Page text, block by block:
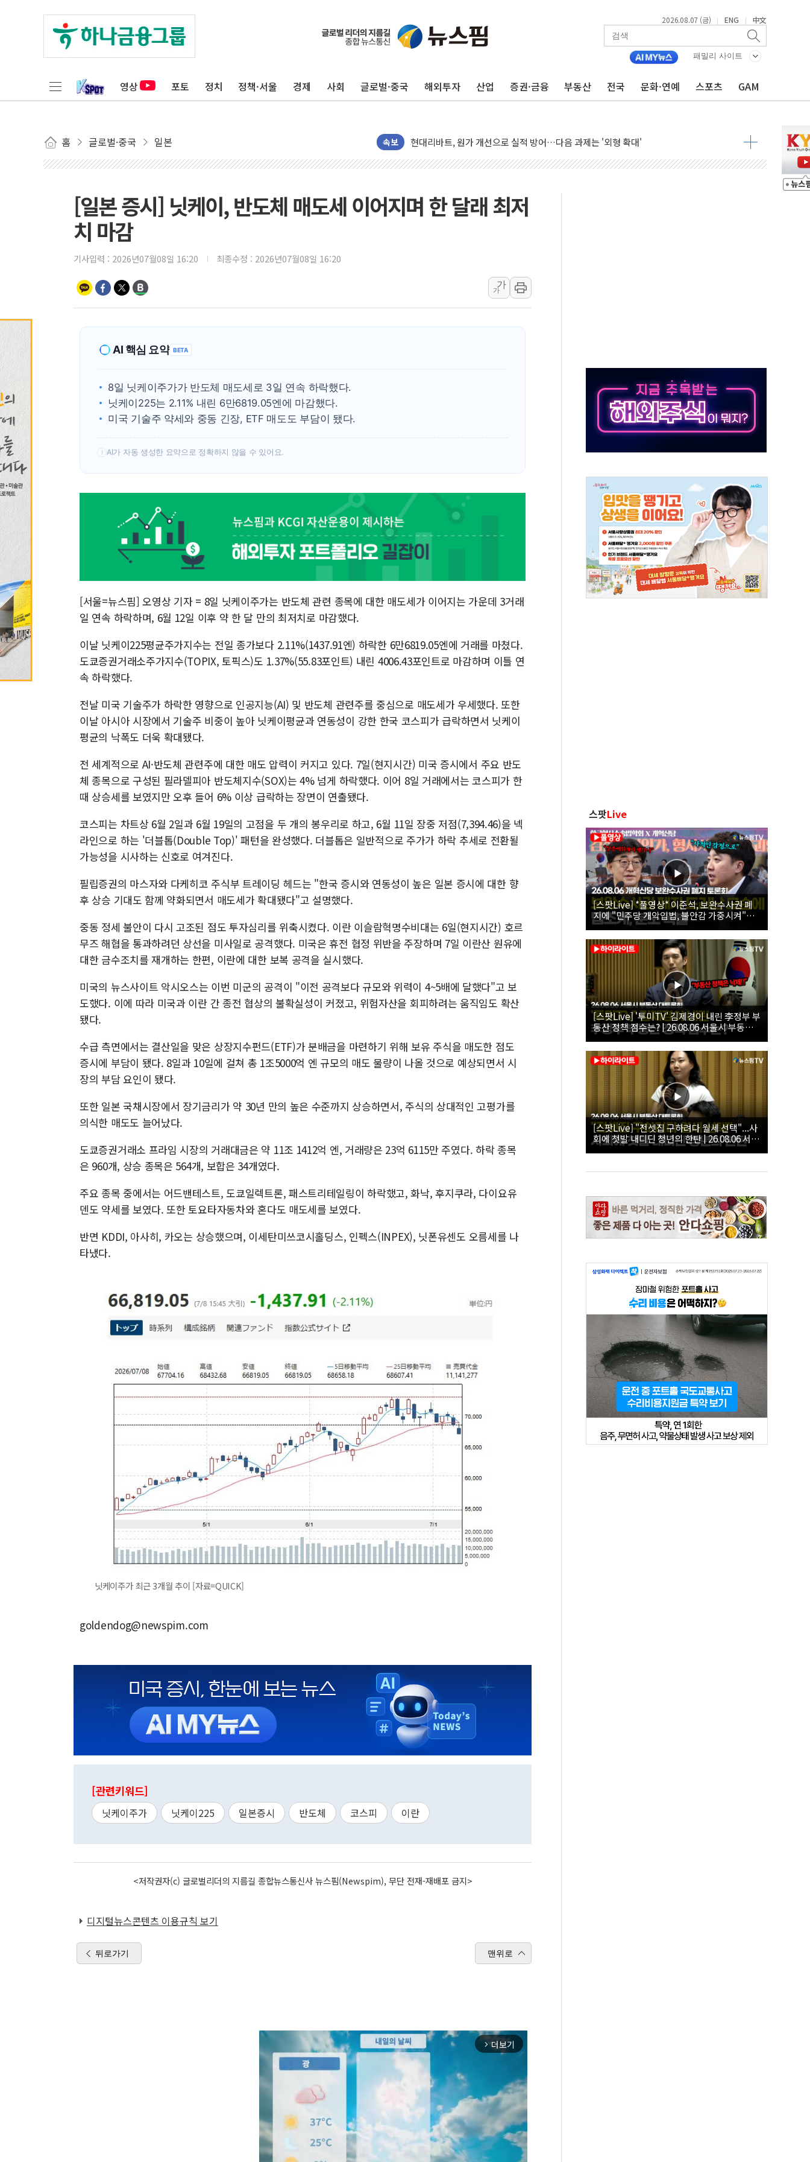
2026.08.07 (금) | ENG | 中文
패밀리 사이트
영상 포토 정치 정책·서울 경제 사회 글로벌·중국 해외투자 산업 증권·금융 부동산 전국 문화·연예 스포츠 GAM
홈 글로벌·중국 일본 속보
트럼프, '원정출산 시민권 차단' 행정명령 서명…출생시민권 제한 재시동
트럼프 "이란전 조만간 끝날 것"…군수품 부족설 일축 "막대한 무기 보유"
"세금 부담 덜자"…비거주 1주택자 귀환 조짐에 전월세시장 '긴장'
세금 부담 커진 고가 1주택자…맞교환·재매수·다운사이징 '저울질'
뉴욕증시, 유가·금리 부담에 하락…다우 5거래일 랠리 '마침표'
이란, 오만과 호르무즈 해협 재개방 합의 막바지.."美와 직접 협상 없어"
[오늘의 국회일정] 상임위·세미나·기자회견·주요 정당 - 8월 7일
이란, 美·이스라엘 선박 호르무즈 통항 제한 추진…美 "통행 막을 권한 없어"
뉴욕증시 개장 전 특징주...모더나·아이온큐·도어대시↑ VS 샌디스크·피그마·앱러빈↓
김정관 장관 "영업이익 N% 성과급 반대…상법·자본시장법 개정 논의"
뉴욕증시 프리뷰, 미 주가선물 AI주 차익실현 속 혼조세...웨스턴디지털·샌디스크↓
청와대, 북한 단거리 탄도미사일 발사에 긴급 안보 점검회의
[일본 증시] 닛케이, 반도체 매도세 이어지며 한 달래 최저
치 마감
기사입력 : 2026년07월08일 16:20 최종수정 : 2026년07월08일 16:20
가
가
AI 핵심 요약 BETA
8일 닛케이주가가 반도체 매도세로 3일 연속 하락했다.
닛케이225는 2.11% 내린 6만6819.05엔에 마감했다.
미국 기술주 약세와 중동 긴장, ETF 매도도 부담이 됐다.
! AI가 자동 생성한 요약으로 정확하지 않을 수 있어요.
[서울=뉴스핌] 오영상 기자 = 8일 닛케이주가는 반도체 관련 종목에 대한 매도세가 이어지는 가운데 3거래
일 연속 하락하며, 6월 12일 이후 약 한 달 만의 최저치로 마감했다.
이날 닛케이225평균주가지수는 전일 종가보다 2.11%(1437.91엔) 하락한 6만6819.05엔에 거래를 마쳤다.
도쿄증권거래소주가지수(TOPIX, 토픽스)도 1.37%(55.83포인트) 내린 4006.43포인트로 마감하며 이틀 연
속 하락했다.
전날 미국 기술주가 하락한 영향으로 인공지능(AI) 및 반도체 관련주를 중심으로 매도세가 우세했다. 또한
이날 아시아 시장에서 기술주 비중이 높아 닛케이평균과 연동성이 강한 한국 코스피가 급락하면서 닛케이
평균의 낙폭도 더욱 확대됐다.
전 세계적으로 AI·반도체 관련주에 대한 매도 압력이 커지고 있다. 7일(현지시간) 미국 증시에서 주요 반도
체 종목으로 구성된 필라델피아 반도체지수(SOX)는 4% 넘게 하락했다. 이어 8일 거래에서는 코스피가 한
때 상승세를 보였지만 오후 들어 6% 이상 급락하는 장면이 연출됐다.
코스피는 차트상 6월 2일과 6월 19일의 고점을 두 개의 봉우리로 하고, 6월 11일 장중 저점(7,394.46)을 넥
라인으로 하는 '더블톱(Double Top)' 패턴을 완성했다. 더블톱은 일반적으로 주가가 하락 추세로 전환될
가능성을 시사하는 신호로 여겨진다.
필립증권의 마스자와 다케히코 주식부 트레이딩 헤드는 "한국 증시와 연동성이 높은 일본 증시에 대한 향
후 상승 기대도 함께 약화되면서 매도세가 확대됐다"고 설명했다.
중동 정세 불안이 다시 고조된 점도 투자심리를 위축시켰다. 이란 이슬람혁명수비대는 6일(현지시간) 호르
무즈 해협을 통과하려던 상선을 미사일로 공격했다. 미국은 휴전 협정 위반을 주장하며 7일 이란산 원유에
대한 금수조치를 재개하는 한편, 이란에 대한 보복 공격을 실시했다.
미국의 뉴스사이트 악시오스는 이번 미군의 공격이 "이전 공격보다 규모와 위력이 4~5배에 달했다"고 보
도했다. 이에 따라 미국과 이란 간 종전 협상의 불확실성이 커졌고, 위험자산을 회피하려는 움직임도 확산
됐다.
수급 측면에서는 결산일을 맞은 상장지수펀드(ETF)가 분배금을 마련하기 위해 보유 주식을 매도한 점도
증시에 부담이 됐다. 8일과 10일에 걸쳐 총 1조5000억 엔 규모의 매도 물량이 나올 것으로 예상되면서 시
장의 부담 요인이 됐다.
또한 일본 국채시장에서 장기금리가 약 30년 만의 높은 수준까지 상승하면서, 주식의 상대적인 고평가를
의식한 매도도 늘어났다.
도쿄증권거래소 프라임 시장의 거래대금은 약 11조 1412억 엔, 거래량은 23억 6115만 주였다. 하락 종목
은 960개, 상승 종목은 564개, 보합은 34개였다.
주요 종목 중에서는 어드밴테스트, 도쿄일렉트론, 패스트리테일링이 하락했고, 화낙, 후지쿠라, 다이요유
덴도 약세를 보였다. 또한 토요타자동차와 혼다도 매도세를 보였다.
반면 KDDI, 아사히, 카오는 상승했으며, 이세탄미쓰코시홀딩스, 인펙스(INPEX), 닛폰유센도 오름세를 나
타냈다.
닛케이주가 최근 3개월 추이 [자료=QUICK]
goldendog@newspim.com
[관련키워드]
닛케이주가 닛케이225 일본증시 반도체 코스피 이란
<저작권자(c) 글로벌리더의 지름길 종합뉴스통신사 뉴스핌(Newspim), 무단 전재-재배포 금지>
디지털뉴스콘텐츠 이용규칙 보기
뒤로가기 맨위로
arrow_forward_ios 더보기
스팟Live
[스팟Live] *풀영상* 이준석, 보완수사권 폐
지에 "민주당 개악입법, 불안감 가중시켜"｜
26.08.06 개혁신당 보완수사권 폐지 토론회
[스팟Live] '투미TV' 김제경이 내린 李정부 부
동산 정책 점수는? | 26.08.06 서울시 부동산
대토론회
[스팟Live] "전셋집 구하려다 월세 선택"...사
회에 첫발 내디딘 청년의 한탄 | 26.08.06 서울
시 부동산 대토론회